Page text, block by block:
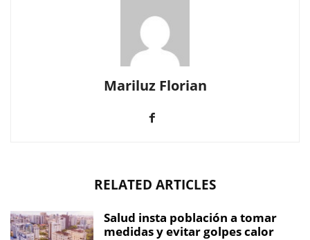
Mariluz Florian
RELATED ARTICLES
Salud insta población a tomar
medidas y evitar golpes calor